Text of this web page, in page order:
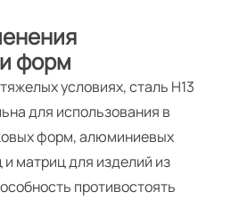
форм
условиях, сталь H13
для использования в
форм, алюминиевых
матриц для изделий из
противостоять